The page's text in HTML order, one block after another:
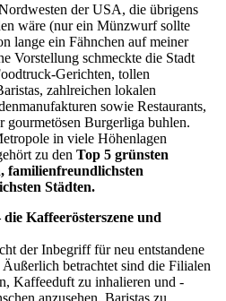
der USA, die übrigens
wäre (nur ein Münzwurf sollte
lange ein Fähnchen auf meiner
Vorstellung schmeckte die Stadt
Gerichten, tollen
zahlreichen lokalen
sowie Restaurants,
Burgerliga buhlen.
in viele Höhenlagen
zu den Top 5 grünsten
familienfreundlichsten
Städten.
Kaffeerösterszene und
der Inbegriff für neu entstandene
betrachtet sind die Filialen
Kaffeeduft zu inhalieren und -
anzusehen, Baristas zu